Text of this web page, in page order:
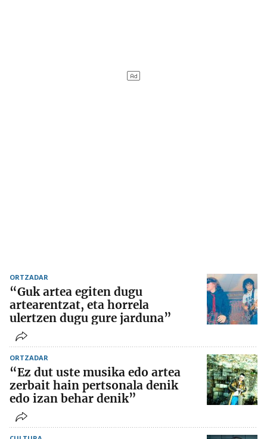
ORTZADAR
“Guk artea egiten dugu
artearentzat, eta horrela
ulertzen dugu gure jarduna”
ORTZADAR
“Ez dut uste musika edo artea
zerbait hain pertsonala denik
edo izan behar denik”